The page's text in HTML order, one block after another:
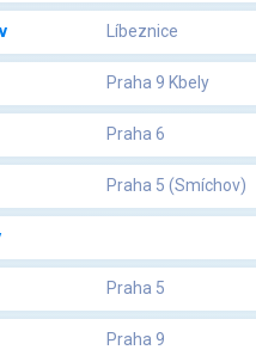
Líbeznice
Praha 9 Kbely
Praha 6
Praha 5 (Smíchov)
Praha 5
Praha 9